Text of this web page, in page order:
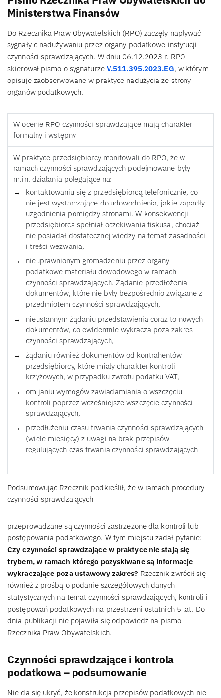
Ministerstwa Finansów
Do Rzecznika Praw Obywatelskich (RPO) zaczęły napływać
sygnały o nadużywaniu przez organy podatkowe instytucji
czynności sprawdzających. W dniu 06.12.2023 r. RPO
skierował pismo o sygnaturzeV.511.395.2023.EG, w którym
opisuje zaobserwowane w praktyce nadużycia ze strony
organów podatkowych.
W ocenie RPO czynności sprawdzające mają charakter
formalny i wstępny
W praktyce przedsiębiorcy monitowali do RPO, że w
ramach czynności sprawdzających podejmowane były
m.in. działania polegające na:
kontaktowaniu się z przedsiębiorcą telefonicznie, co
nie jest wystarczające do udowodnienia, jakie zapadły
uzgodnienia pomiędzy stronami. W konsekwencji
przedsiębiorca spełniał oczekiwania fiskusa, chociaż
nie posiadał dostatecznej wiedzy na temat zasadności
i treści wezwania,
nieuprawnionym gromadzeniu przez organy
podatkowe materiału dowodowego w ramach
czynności sprawdzających. Żądanie przedłożenia
dokumentów, które nie były bezpośrednio związane z
przedmiotem czynności sprawdzających,
nieustannym żądaniu przedstawienia coraz to nowych
dokumentów, co ewidentnie wykracza poza zakres
czynności sprawdzających,
żądaniu również dokumentów od kontrahentów
przedsiębiorcy, które miały charakter kontroli
krzyżowych, w przypadku zwrotu podatku VAT,
omijaniu wymogów zawiadamiania o wszczęciu
kontroli poprzez wcześniejsze wszczęcie czynności
sprawdzających,
przedłużeniu czasu trwania czynności sprawdzających
(wiele miesięcy) z uwagi na brak przepisów
regulujących czas trwania czynności sprawdzających
Podsumowując Rzecznik podkreślił, że w ramach procedury
czynności sprawdzających
przeprowadzane są czynności zastrzeżone dla kontroli lub
postępowania podatkowego. W tym miejscu zadał pytanie:
Czy czynności sprawdzające w praktyce nie stają się
trybem, w ramach którego pozyskiwane są informacje
wykraczające poza ustawowy zakres? Rzecznik zwrócił się
również z prośbą o podanie szczegółowych danych
statystycznych na temat czynności sprawdzających, kontroli i
postępowań podatkowych na przestrzeni ostatnich 5 lat. Do
dnia publikacji nie pojawiła się odpowiedź na pismo
Rzecznika Praw Obywatelskich.
Czynności sprawdzające i kontrola
podatkowa – podsumowanie
Nie da się ukryć, że konstrukcja przepisów podatkowych nie